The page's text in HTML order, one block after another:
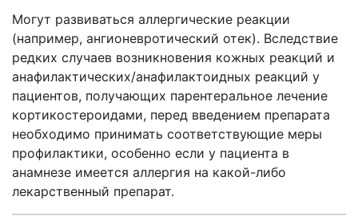
Могут развиваться аллергические реакции
(например, ангионевротический отек). Вследствие
редких случаев возникновения кожных реакций и
анафилактических/анафилактоидных реакций у
пациентов, получающих парентеральное лечение
кортикостероидами, перед введением препарата
необходимо принимать соответствующие меры
профилактики, особенно если у пациента в
анамнезе имеется аллергия на какой-либо
лекарственный препарат.